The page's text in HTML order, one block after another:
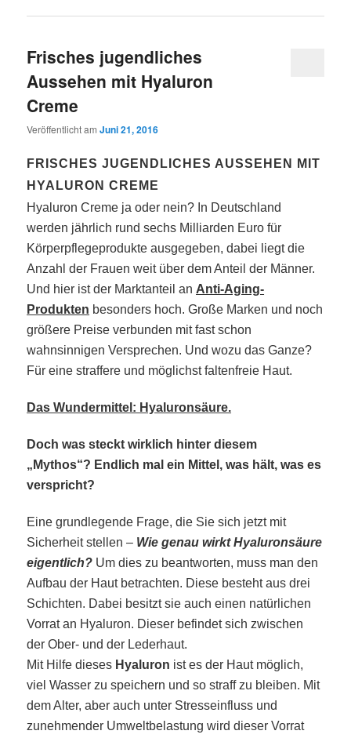
Frisches jugendliches
Aussehen mit Hyaluron
Creme
Veröffentlicht amJuni 21, 2016
FRISCHES JUGENDLICHES AUSSEHEN MIT
HYALURON CREME
Hyaluron Creme ja oder nein? In Deutschland
werden jährlich rund sechs Milliarden Euro für
Körperpflegeprodukte ausgegeben, dabei liegt die
Anzahl der Frauen weit über dem Anteil der Männer.
Und hier ist der Marktanteil an Anti-Aging-
Produkten besonders hoch. Große Marken und noch
größere Preise verbunden mit fast schon
wahnsinnigen Versprechen. Und wozu das Ganze?
Für eine straffere und möglichst faltenfreie Haut.
Das Wundermittel: Hyaluronsäure.
Doch was steckt wirklich hinter diesem
„Mythos“? Endlich mal ein Mittel, was hält, was es
verspricht?
Eine grundlegende Frage, die Sie sich jetzt mit
Sicherheit stellen – Wie genau wirkt Hyaluronsäure
eigentlich? Um dies zu beantworten, muss man den
Aufbau der Haut betrachten. Diese besteht aus drei
Schichten. Dabei besitzt sie auch einen natürlichen
Vorrat an Hyaluron. Dieser befindet sich zwischen
der Ober- und der Lederhaut.
Mit Hilfe dieses Hyaluron ist es der Haut möglich,
viel Wasser zu speichern und so straff zu bleiben. Mit
dem Alter, aber auch unter Stresseinfluss und
zunehmender Umweltbelastung wird dieser Vorrat